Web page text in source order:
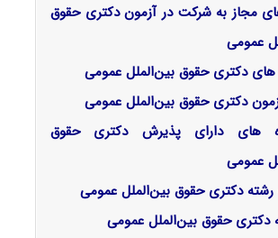
مجاز به شرکت در آزمون دکتری حقوق
عمومی
دکتری حقوق بین‌الملل عمومی
دکتری حقوق بین‌الملل عمومی
های دارای پذیرش دکتری حقوق
عمومی
رشته دکتری حقوق بین‌الملل عمومی
دکتری حقوق بین‌الملل عمومی